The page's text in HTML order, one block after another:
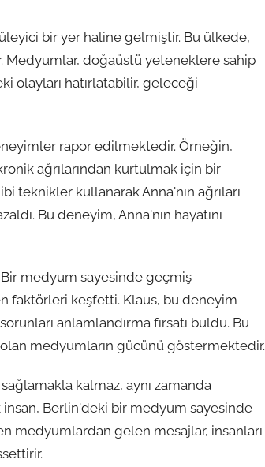
bir yer haline gelmiştir. Bu ülkede,
Medyumlar, doğaüstü yeteneklere sahip
olayları hatırlatabilir, geleceği
rapor edilmektedir. Örneğin,
ağrılarından kurtulmak için bir
teknikler kullanarak Anna'nın ağrıları
Bu deneyim, Anna'nın hayatını
Bir medyum sayesinde geçmiş
faktörleri keşfetti. Klaus, bu deneyim
anlamlandırma fırsatı buldu. Bu
medyumların gücünü göstermektedir.
kalmaz, aynı zamanda
insan, Berlin'deki bir medyum sayesinde
medyumlardan gelen mesajlar, insanları